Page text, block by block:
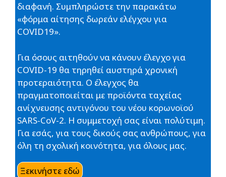
διαφανή. Συμπληρώστε την παρακάτω
«φόρμα αίτησης δωρεάν ελέγχου για
COVID19».
Για όσους αιτηθούν να κάνουν έλεγχο για
COVID-19 θα τηρηθεί αυστηρά χρονική
προτεραιότητα. Ο έλεγχος θα
πραγματοποιείται με προϊόντα ταχείας
ανίχνευσης αντιγόνου του νέου κορωνοϊού
SARS-CoV-2. Η συμμετοχή σας είναι πολύτιμη.
Για εσάς, για τους δικούς σας ανθρώπους, για
όλη τη σχολική κοινότητα, για όλους μας.
Ξεκινήστε εδώ